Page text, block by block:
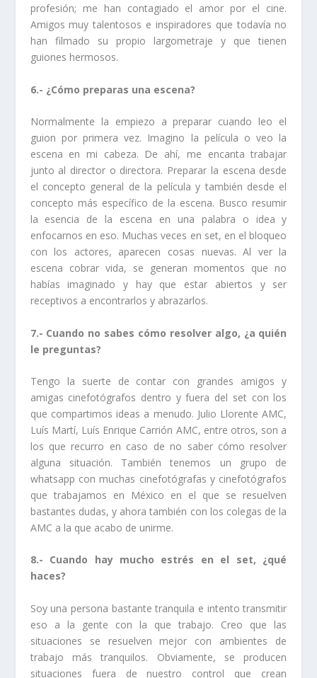
profesión; me han contagiado el amor por el cine.
Amigos muy talentosos e inspiradores que todavía no
han filmado su propio largometraje y que tienen
guiones hermosos.
6.- ¿Cómo preparas una escena?
Normalmente la empiezo a preparar cuando leo el
guion por primera vez. Imagino la película o veo la
escena en mi cabeza. De ahí, me encanta trabajar
junto al director o directora. Preparar la escena desde
el concepto general de la película y también desde el
concepto más específico de la escena. Busco resumir
la esencia de la escena en una palabra o idea y
enfocarnos en eso. Muchas veces en set, en el bloqueo
con los actores, aparecen cosas nuevas. Al ver la
escena cobrar vida, se generan momentos que no
habías imaginado y hay que estar abiertos y ser
receptivos a encontrarlos y abrazarlos.
7.- Cuando no sabes cómo resolver algo, ¿a quién
le preguntas?
Tengo la suerte de contar con grandes amigos y
amigas cinefotógrafos dentro y fuera del set con los
que compartimos ideas a menudo. Julio Llorente AMC,
Luís Martí, Luís Enrique Carrión AMC, entre otros, son a
los que recurro en caso de no saber cómo resolver
alguna situación. También tenemos un grupo de
whatsapp con muchas cinefotógrafas y cinefotógrafos
que trabajamos en México en el que se resuelven
bastantes dudas, y ahora también con los colegas de la
AMC a la que acabo de unirme.
8.- Cuando hay mucho estrés en el set, ¿qué
haces?
Soy una persona bastante tranquila e intento transmitir
eso a la gente con la que trabajo. Creo que las
situaciones se resuelven mejor con ambientes de
trabajo más tranquilos. Obviamente, se producen
situaciones fuera de nuestro control que crean